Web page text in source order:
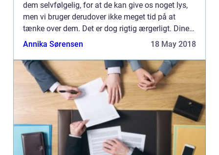
dem selvfølgelig, for at de kan give os noget lys,
men vi bruger derudover ikke meget tid på at
tænke over dem. Det er dog rigtig ærgerligt. Dine
lamper er nemlig en vigtig del...
Annika Sørensen 18 May 2018